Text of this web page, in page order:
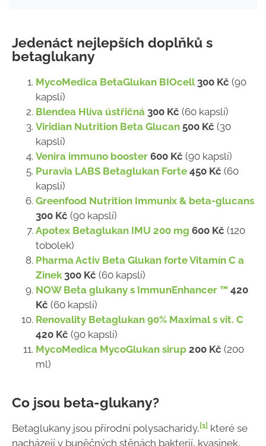
Jedenáct nejlepších doplňků s
betaglukany
MycoMedica BetaGlukan BIOcell 300 Kč (90
kapslí)
Blendea Hlíva ústřičná 300 Kč (60 kapslí)
Viridian Nutrition Beta Glucan 500 Kč (30
kapslí)
Venira immuno booster 600 Kč (90 kapslí)
Puravia LABS Betaglukan Forte 450 Kč (60
kapslí)
Greenfood Nutrition Immunix & beta-glucans
300 Kč (90 kapslí)
Apotex Betaglukan IMU 200 mg 600 Kč (120
tobolek)
Pharma Activ Beta Glukan forte Vitamín C a
Zinek300 Kč (60 kapslí)
NOW Beta glukany s ImmunEnhancer ™ 420
Kč (60 kapslí)
Renovality Betaglukan 90% Maximal s vit. C
420 Kč (90 kapslí)
MycoMedica MycoGlukan sirup 200 Kč (200
ml)
Co jsou beta-glukany?
Betaglukany jsou přírodní polysacharidy, [1] které se
nacházejí v buněčných stěnách bakterií, kvasinek,